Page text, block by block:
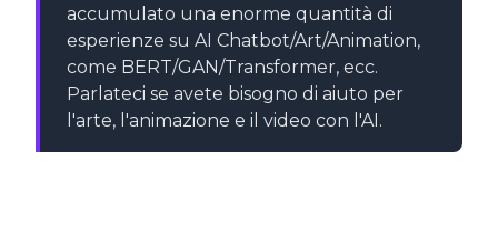
accumulato una enorme quantità di
esperienze su AI Chatbot/Art/Animation,
come BERT/GAN/Transformer, ecc.
Parlateci se avete bisogno di aiuto per
l'arte, l'animazione e il video con l'AI.